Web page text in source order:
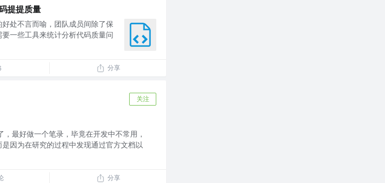
提提质量
处不言而喻，团队成员间除了保
一些工具来统计分析代码质量问
分享
关注
最好做一个笔录，毕竟在开发中不常用，
因为在研究的过程中发现通过官方文档以
分享